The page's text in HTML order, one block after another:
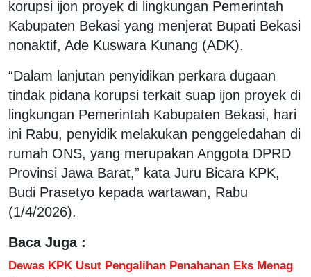
korupsi ijon proyek di lingkungan Pemerintah
Kabupaten Bekasi yang menjerat Bupati Bekasi
nonaktif, Ade Kuswara Kunang (ADK).
“Dalam lanjutan penyidikan perkara dugaan
tindak pidana korupsi terkait suap ijon proyek di
lingkungan Pemerintah Kabupaten Bekasi, hari
ini Rabu, penyidik melakukan penggeledahan di
rumah ONS, yang merupakan Anggota DPRD
Provinsi Jawa Barat,” kata Juru Bicara KPK,
Budi Prasetyo kepada wartawan, Rabu
(1/4/2026).
Baca Juga :
Dewas KPK Usut Pengalihan Penahanan Eks Menag